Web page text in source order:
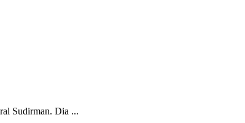
Sudirman. Dia ...